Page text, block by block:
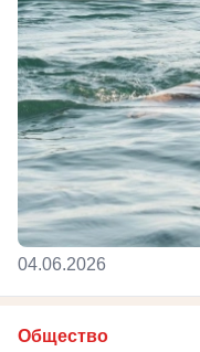
04.06.2026
Общество